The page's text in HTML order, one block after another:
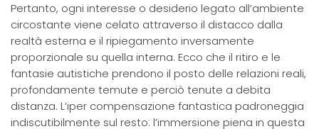
Pertanto, ogni interesse o desiderio legato all’ambiente
circostante viene celato attraverso il distacco dalla
realtà esterna e il ripiegamento inversamente
proporzionale su quella interna. Ecco che il ritiro e le
fantasie autistiche prendono il posto delle relazioni reali,
profondamente temute e perciò tenute a debita
distanza. L’iper compensazione fantastica padroneggia
indiscutibilmente sul resto: l’immersione piena in questa